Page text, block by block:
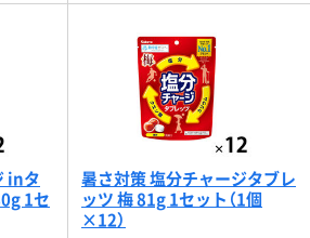
inタ
1セ
暑さ対策 塩分チャージタブレ
ッツ 梅 81g 1セット（1個
×12）